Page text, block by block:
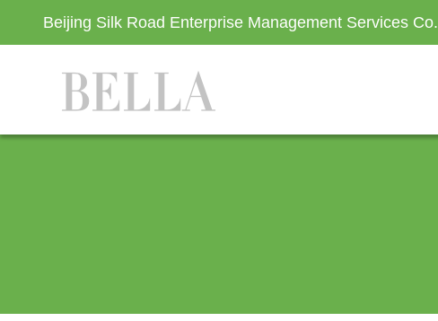
Beijing Silk Road Enterprise Management Services